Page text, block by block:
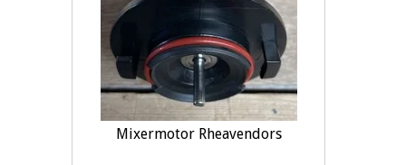
Mixermotor Rheavendors